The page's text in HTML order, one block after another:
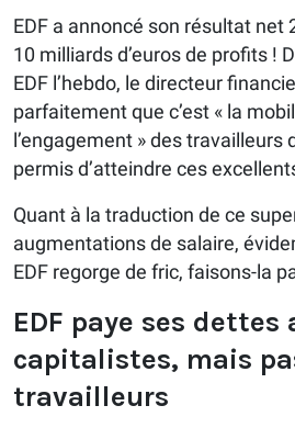
EDF a annoncé son résultat net
10 milliards d’euros de profits !
EDF l’hebdo, le directeur
parfaitement que c’est « la
l’engagement » des travailleurs
permis d’atteindre ces
Quant à la traduction de ce
augmentations de salaire,
EDF regorge de fric, faisons-la
EDF paye ses dettes
capitalistes, mais
travailleurs